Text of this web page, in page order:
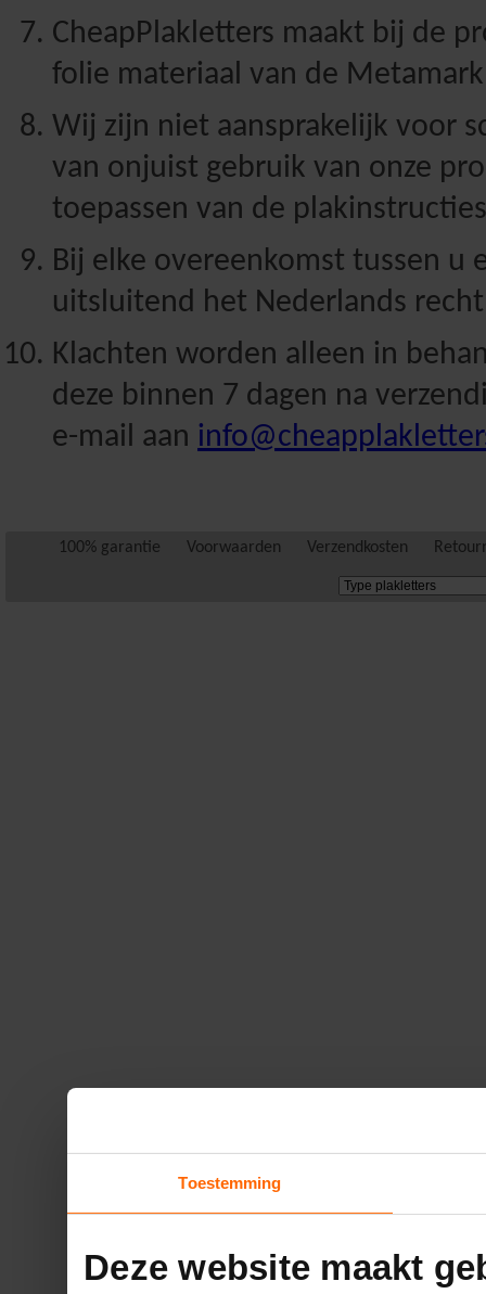
Toestemming
Deze website maakt
CheapPlakletters maakt bij de
folie materiaal van de
Wij zijn niet aansprakelijk voor
van onjuist gebruik van onze
toepassen van de
Bij elke overeenkomst tussen u
uitsluitend het Nederlands
Klachten worden alleen in
deze binnen 7 dagen na
e-mail aan
100% garantie Voorwaarden Verzendkosten